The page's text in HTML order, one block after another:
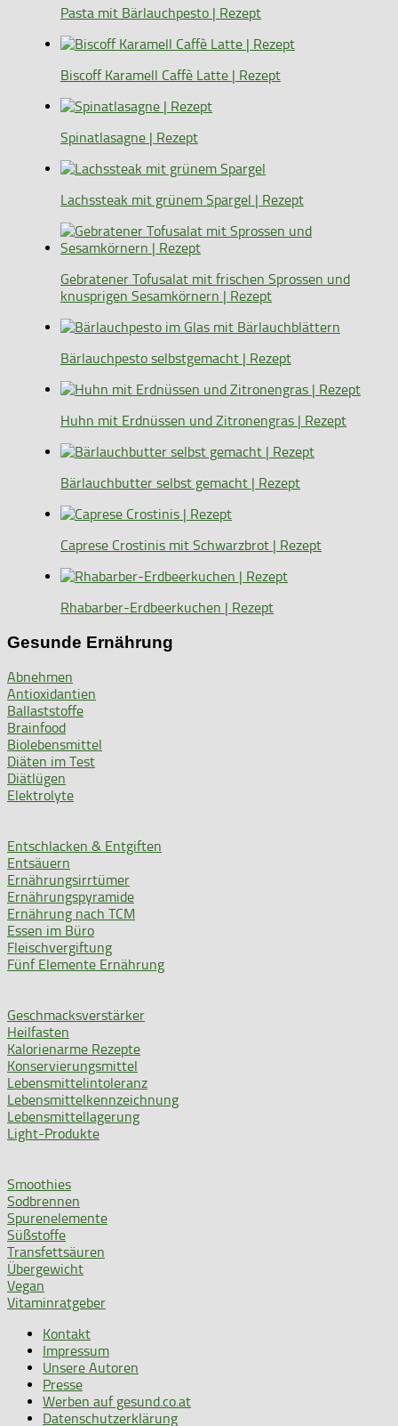
Pasta mit Bärlauchpesto | Rezept
Biscoff Karamell Caffè Latte | Rezept
Spinatlasagne | Rezept
Lachssteak mit grünem Spargel | Rezept
Gebratener Tofusalat mit frischen Sprossen und
knusprigen Sesamkörnern | Rezept
Bärlauchpesto selbstgemacht | Rezept
Huhn mit Erdnüssen und Zitronengras | Rezept
Bärlauchbutter selbst gemacht | Rezept
Caprese Crostinis mit Schwarzbrot | Rezept
Rhabarber-Erdbeerkuchen | Rezept
Gesunde Ernährung
Abnehmen
Antioxidantien
Ballaststoffe
Brainfood
Biolebensmittel
Diäten im Test
Diätlügen
Elektrolyte
Entschlacken & Entgiften
Entsäuern
Ernährungsirrtümer
Ernährungspyramide
Ernährung nach TCM
Essen im Büro
Fleischvergiftung
Fünf Elemente Ernährung
Geschmacksverstärker
Heilfasten
Kalorienarme Rezepte
Konservierungsmittel
Lebensmittelintoleranz
Lebensmittelkennzeichnung
Lebensmittellagerung
Light-Produkte
Smoothies
Sodbrennen
Spurenelemente
Süßstoffe
Transfettsäuren
Übergewicht
Vegan
Vitaminratgeber
Kontakt
Impressum
Unsere Autoren
Presse
Werben auf gesund.co.at
Datenschutzerklärung